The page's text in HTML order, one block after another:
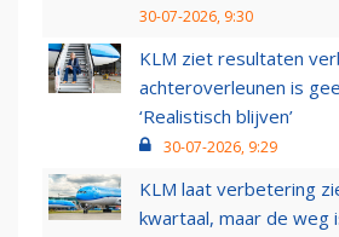
30-07-2026, 9:30
KLM ziet resultaten
achteroverleunen is
‘Realistisch blijven’
30-07-2026, 9:29
KLM laat verbetering
kwartaal, maar de weg